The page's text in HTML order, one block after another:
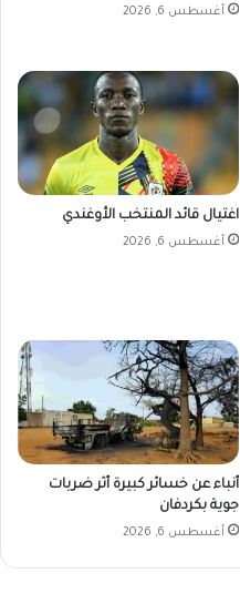
أغسطس 6, 2026
اغتيال قائد المنتخب الأوغندي
أغسطس 6, 2026
أنباء عن خسائر كبيرة أثر ضربات
جوية بكردفان
أغسطس 6, 2026